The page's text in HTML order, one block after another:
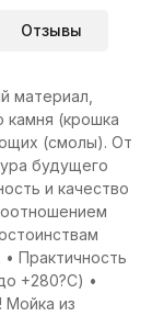
Отзывы
материал,
камня (крошка
(смолы). От
будущего
и качество
Практичность
+280?С) •
Мойка из